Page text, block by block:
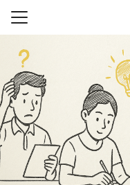
Skip
ยความเป็นส่วนตัว
ญชี (Accounting service)
ญชี (Accounting
for: